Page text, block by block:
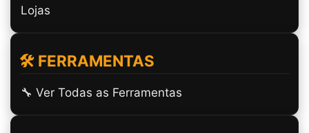
Lojas
🛠️ FERRAMENTAS
🔧 Ver Todas as Ferramentas